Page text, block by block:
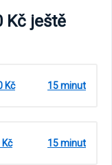
Kč ještě
Kč 15 minut
15 minut